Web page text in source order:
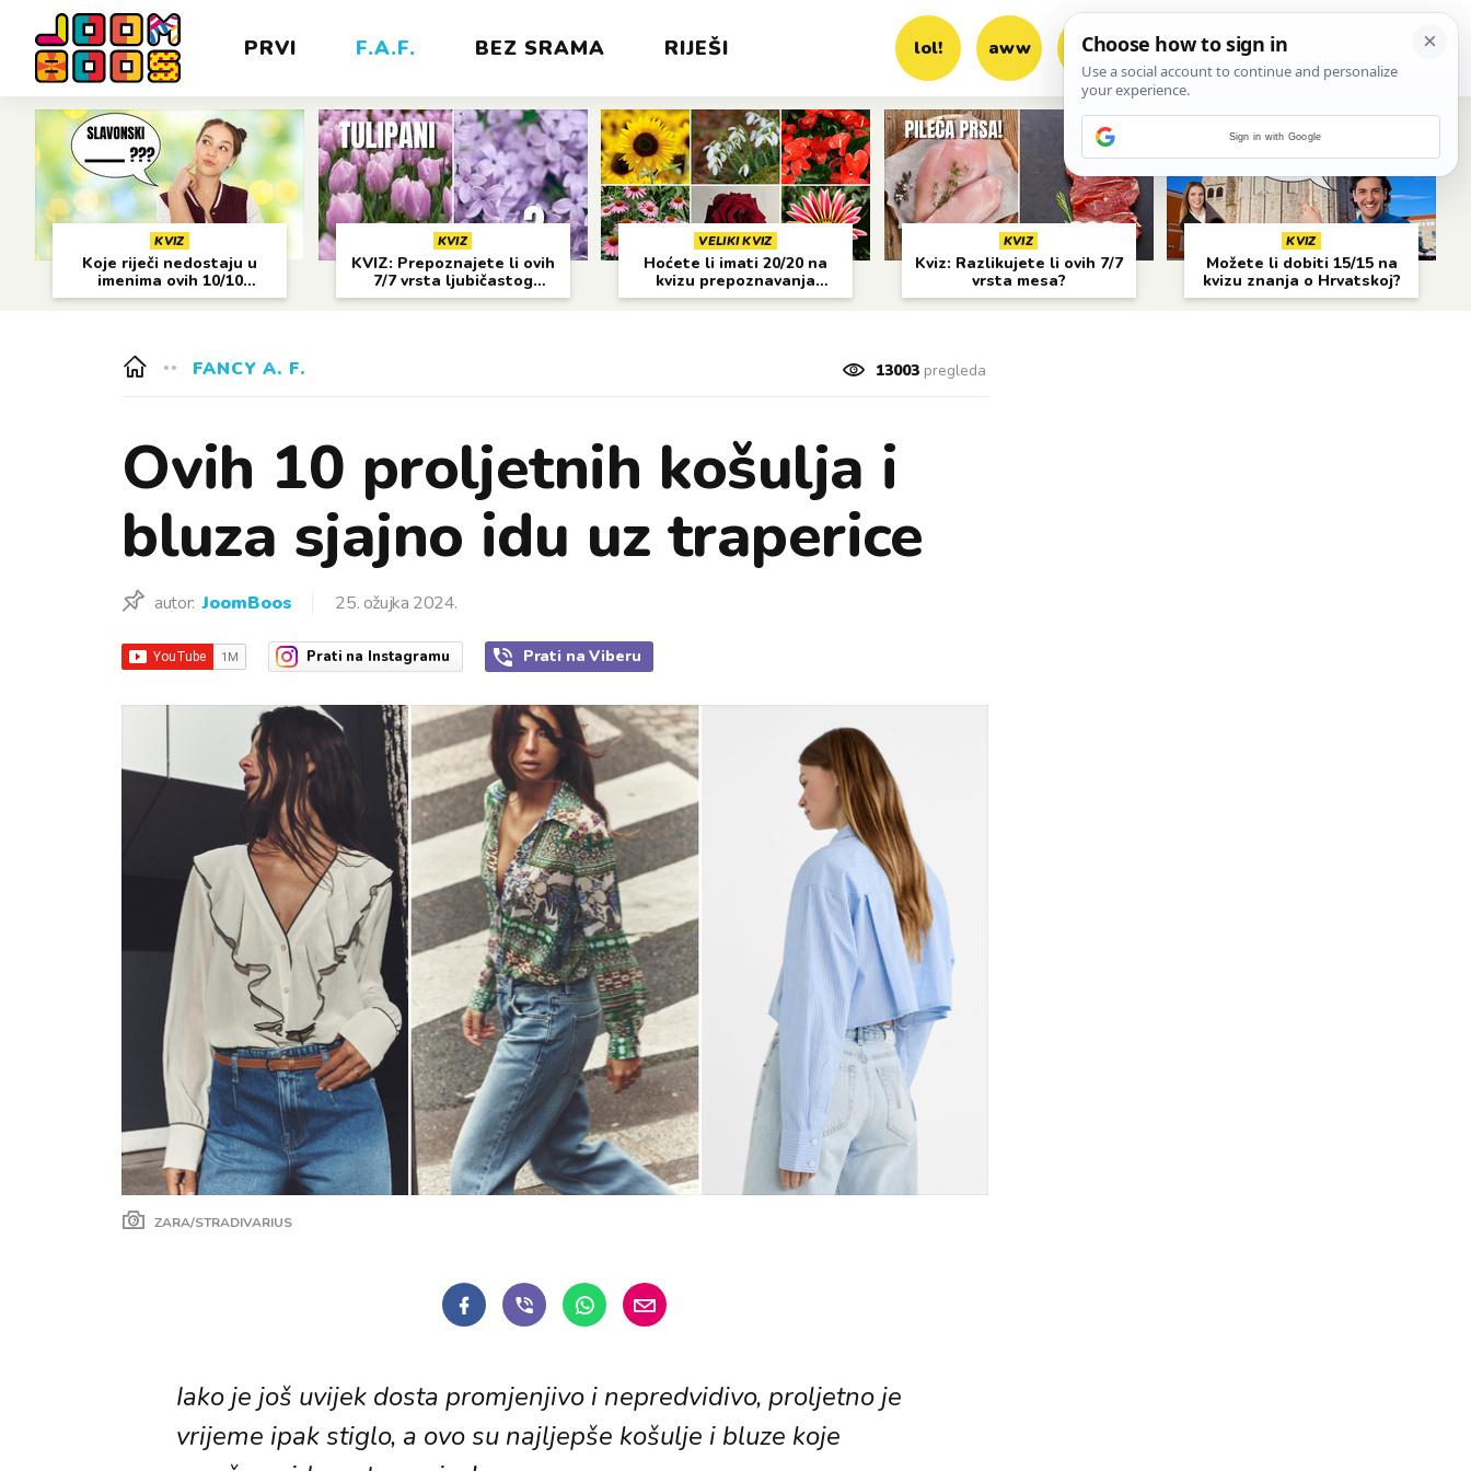
PRVI F.A.F. BEZ SRAMA RIJEŠI lol! aww vrh! woot?!
KVIZ
Koje riječi nedostaju u
imenima ovih 10/10
gradova?
KVIZ
KVIZ: Prepoznajete li ovih
7/7 vrsta ljubičastog
cvijeća?
VELIKI KVIZ
Hoćete li imati 20/20 na
kvizu prepoznavanja
cvijeća?
KVIZ
Kviz: Razlikujete li ovih 7/7
vrsta mesa?
KVIZ
Možete li dobiti 15/15 na
kvizu znanja o Hrvatskoj?
FANCY A. F. 13003pregleda
Ovih 10 proljetnih košulja i
bluza sjajno idu uz traperice
autor: JoomBoos 25. ožujka 2024.
Prati na Instagramu Prati na Viberu
ZARA/STRADIVARIUS
Iako je još uvijek dosta promjenjivo i nepredvidivo, proljetno je
vrijeme ipak stiglo, a ovo su najljepše košulje i bluze koje
Sign in with Google